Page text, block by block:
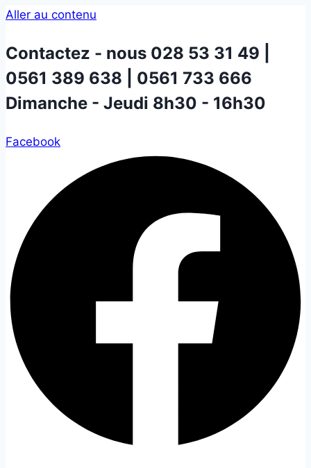
Aller au contenu
Contactez - nous 028 53 31 49 |
0561 389 638 | 0561 733 666
Dimanche - Jeudi 8h30 - 16h30
Facebook